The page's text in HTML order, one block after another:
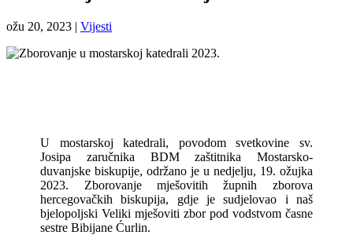
ožu 20, 2023 | Vijesti
U mostarskoj katedrali, povodom svetkovine sv.
Josipa zaručnika BDM zaštitnika Mostarsko-
duvanjske biskupije, održano je u nedjelju, 19. ožujka
2023. Zborovanje mješovitih župnih zborova
hercegovačkih biskupija, gdje je sudjelovao i naš
bjelopoljski Veliki mješoviti zbor pod vodstvom časne
sestre Bibijane Ćurlin.